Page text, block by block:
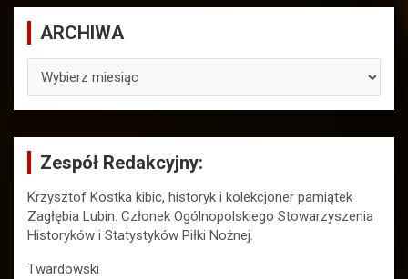
ARCHIWA
Zespół Redakcyjny:
Krzysztof Kostka kibic, historyk i kolekcjoner pamiątek
Zagłębia Lubin. Członek Ogólnopolskiego Stowarzyszenia
Historyków i Statystyków Piłki Nożnej.
Twardowski